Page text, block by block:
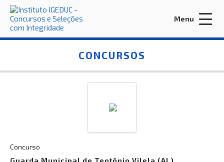
Acessar Área do Candidato:
Menu
CONCURSOS
Concurso
Guarda Municipal de Teotônio Vilela (AL)